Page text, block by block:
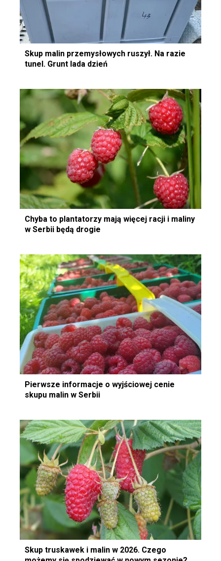
Skup malin przemysłowych ruszył. Na razie
tunel. Grunt lada dzień
Chyba to plantatorzy mają więcej racji i maliny
w Serbii będą drogie
Pierwsze informacje o wyjściowej cenie
skupu malin w Serbii
Skup truskawek i malin w 2026. Czego